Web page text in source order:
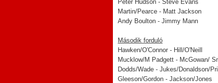
Peter Hudson - Steve Evans
Martin/Pearce - Matt Jackson
Andy Boulton - Jimmy Mann
Második forduló
Hawken/O'Connor - Hill/O'Neill
Mucklow/M Padgett - McGowan/
Dodds/Wade - Jukes/Donaldson/
Gleeson/Gordon - Jackson/Jones